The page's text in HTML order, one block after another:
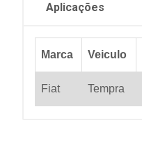
Aplicações
Marca Veiculo
Fiat Tempra